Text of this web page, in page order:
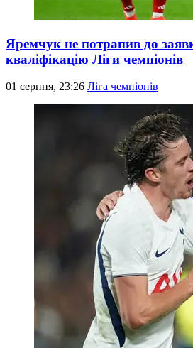
Яремчук не потрапив до
кваліфікацію Ліги чемпіонів
01 серпня, 23:26 Ліга чемпіонів